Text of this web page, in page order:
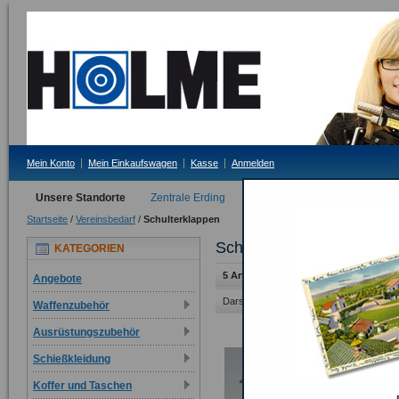
Mein Konto Mein Einkaufswagen Kasse Anmelden
Unsere Standorte Zentrale Erding
Startseite / Vereinsbedarf / Schulterklappen
Schulterklappen
5 Artikel
Darstellung als: Raster Liste
KATEGORIEN
Angebote
Waffenzubehör
Ausrüstungszubehör
Schießkleidung
Koffer und Taschen